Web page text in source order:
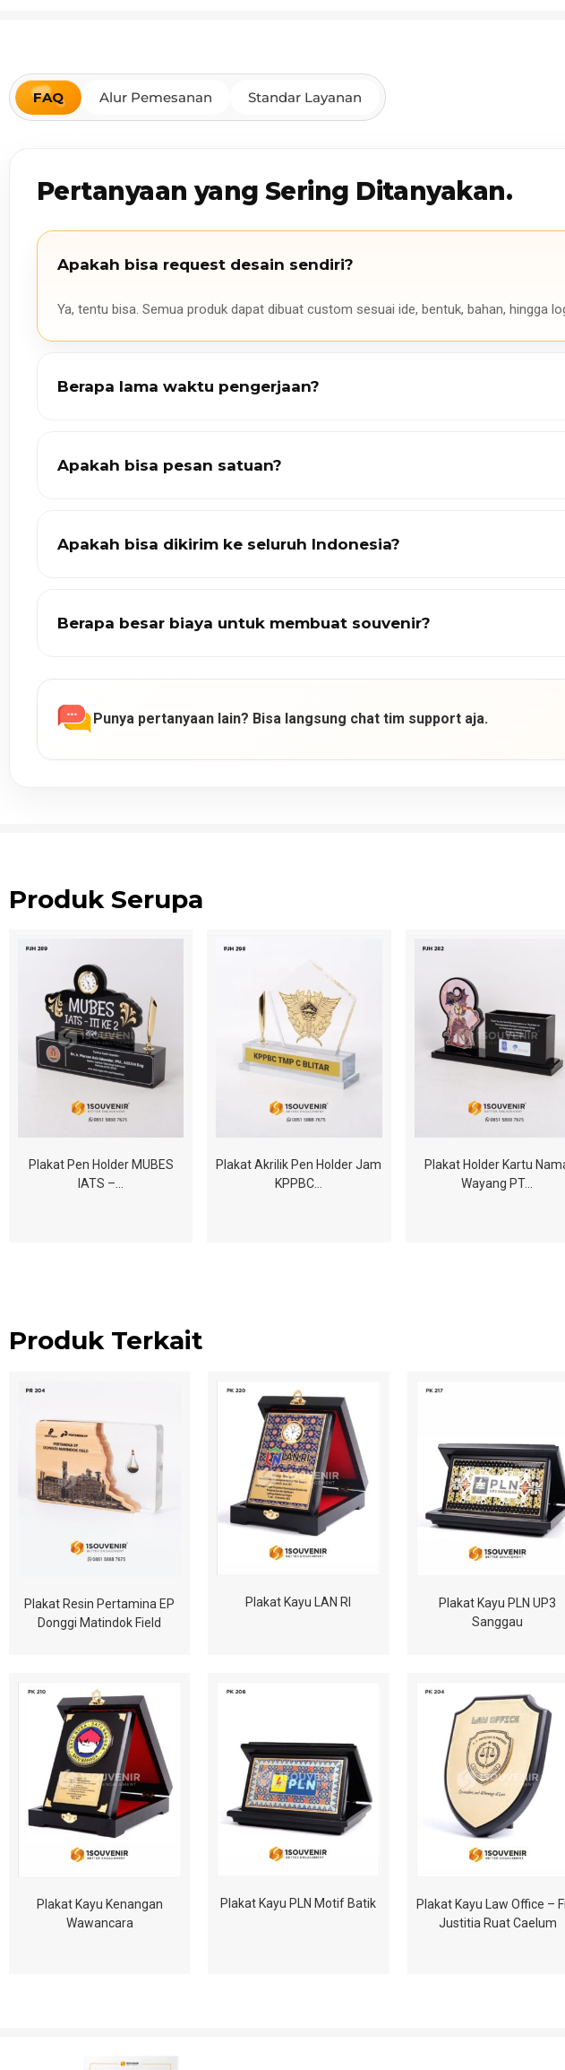
FAQ Alur Pemesanan Standar Layanan
Pertanyaan yang Sering Ditanyakan.
Apakah bisa request desain sendiri?
Ya, tentu bisa. Semua produk dapat dibuat custom sesuai ide, bentuk, bahan, hingga
Berapa lama waktu pengerjaan?
Apakah bisa pesan satuan?
Apakah bisa dikirim ke seluruh Indonesia?
Berapa besar biaya untuk membuat souvenir?
Punya pertanyaan lain? Bisa langsung chat tim support aja.
Produk Serupa
Plakat Pen Holder MUBES
IATS –…
Plakat Akrilik Pen Holder Jam
KPPBC…
Plakat Holder Kartu
Wayang PT…
Produk Terkait
Plakat Resin Pertamina EP
Donggi Matindok Field
Plakat Kayu LAN RI
Plakat Kayu PLN UP3
Sanggau
Plakat Kayu Kenangan
Wawancara
Plakat Kayu PLN Motif Batik
Plakat Kayu Law Office –
Justitia Ruat Caelum